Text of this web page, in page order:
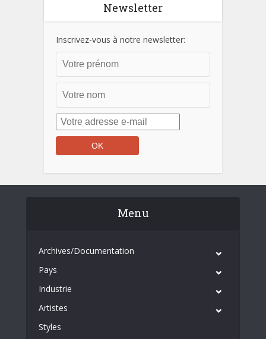
Newsletter
Inscrivez-vous à notre newsletter:
Menu
Archives/Documentation
Pays
Industrie
Artistes
Styles